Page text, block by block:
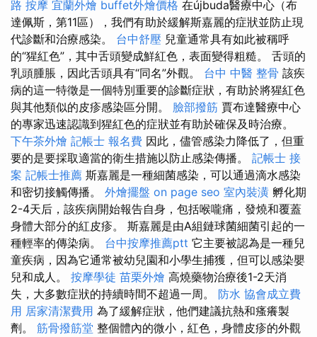
路 按摩 宜蘭外燴 buffet外燴價格 在újbuda醫療中心（布
達佩斯，第11區），我們有助於緩解斯嘉麗的症狀並防止現
代診斷和治療感染。 台中舒壓 兒童通常具有如此被稱呼
的“猩紅色”，其中舌頭變成鮮紅色，表面變得粗糙。 舌頭的
乳頭腫脹，因此舌頭具有“同名”外觀。 台中 中醫 整骨 該疾
病的這一特徵是一個特別重要的診斷症狀，有助於將猩紅色
與其他類似的皮疹感染區分開。 臉部撥筋 賈布達醫療中心
的專家迅速認識到猩紅色的症狀並有助於確保及時治療。
下午茶外燴 記帳士 報名費 因此，儘管感染力降低了，但重
要的是要採取適當的衛生措施以防止感染傳播。 記帳士 接
案 記帳士推薦 斯嘉麗是一種細菌感染，可以通過滴水感染
和密切接觸傳播。 外燴擺盤 on page seo 室內裝潢 孵化期
2-4天后，該疾病開始報告自身，包括喉嚨痛，發燒和覆蓋
身體大部分的紅皮疹。 斯嘉麗是由A組鏈球菌細菌引起的一
種輕率的傳染病。 台中按摩推薦ptt 它主要被認為是一種兒
童疾病，因為它通常被幼兒園和小學生捕獲，但可以感染嬰
兒和成人。 按摩學徒 苗栗外燴 高燒藥物治療後1-2天消
失，大多數症狀的持續時間不超過一周。 防水 協會成立費
用 居家清潔費用 為了緩解症狀，他們建議抗熱和瘙癢製
劑。 筋骨撥筋堂 整個體內的微小，紅色，身體皮疹的外觀